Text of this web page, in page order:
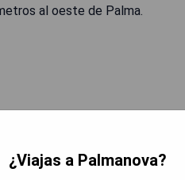
al oeste de Palma.
¿Viajas a Palmanova?